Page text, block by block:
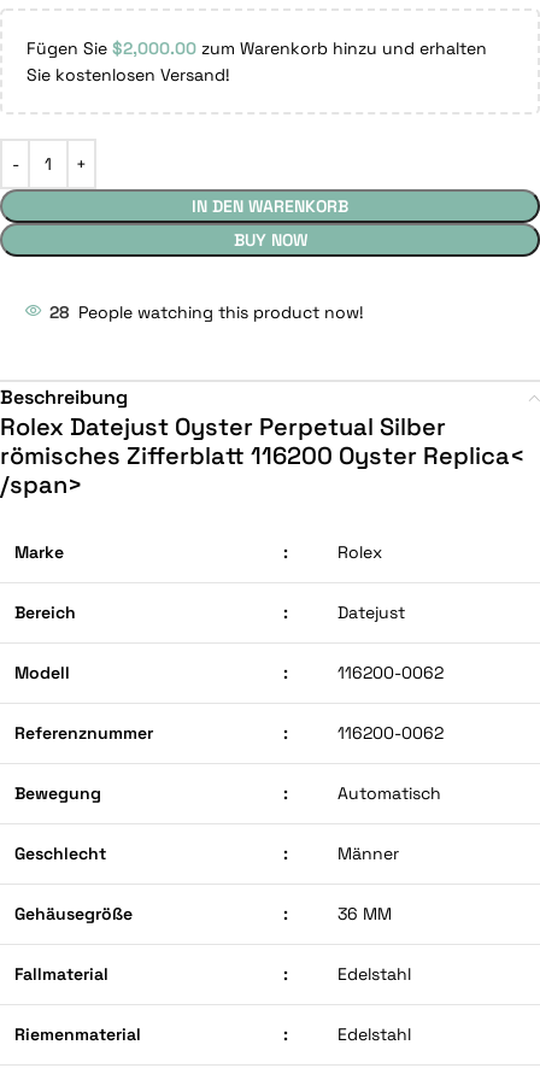
Fügen Sie $2,000.00 zum Warenkorb hinzu und erhalten
Sie kostenlosen Versand!
IN DEN WARENKORB
BUY NOW
28 People watching this product now!
Beschreibung
Rolex Datejust Oyster Perpetual Silber
römisches Zifferblatt 116200 Oyster Replica<
/span>
Marke : Rolex
Bereich : Datejust
Modell : 116200-0062
Referenznummer : 116200-0062
Bewegung : Automatisch
Geschlecht : Männer
Gehäusegröße : 36 MM
Fallmaterial : Edelstahl
Riemenmaterial : Edelstahl